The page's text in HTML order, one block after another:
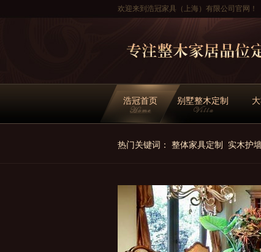
欢迎来到浩冠家具（上海）有限公司官网！
浩冠首页 别墅整木定制
热门关键词： 整体家具定制 实木护